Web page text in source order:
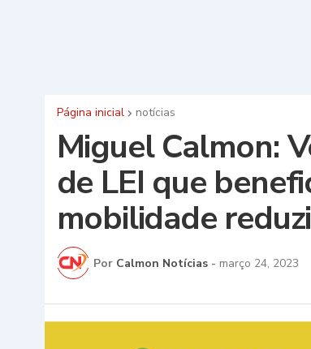
Página inicial notícias
Miguel Calmon:
de LEI que
mobilidade
Por Calmon Notícias - março 24, 2023